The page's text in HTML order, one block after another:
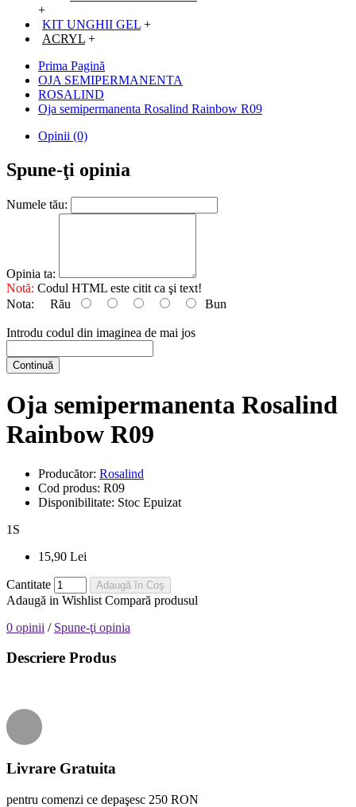
+
KIT UNGHII GEL +
ACRYL +
Prima Pagină
OJA SEMIPERMANENTA
ROSALIND
Oja semipermanenta Rosalind Rainbow R09
Opinii (0)
Spune-ţi opinia
Numele tău:
Opinia ta:
Notă: Codul HTML este citit ca şi text!
Nota: Rău Bun
Introdu codul din imaginea de mai jos
Continuă
Oja semipermanenta Rosalind
Rainbow R09
Producător: Rosalind
Cod produs: R09
Disponibilitate: Stoc Epuizat
1 S
15,90 Lei
Cantitate Adaugă în Coş
Adaugă in Wishlist Compară produsul
0 opinii / Spune-ţi opinia
Descriere Produs
Livrare Gratuita
pentru comenzi ce depaşesc 250 RON